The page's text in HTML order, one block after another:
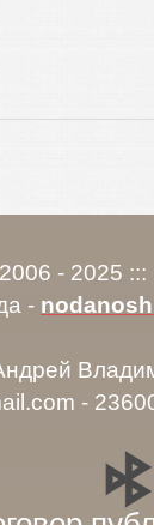
- 2025
-
-